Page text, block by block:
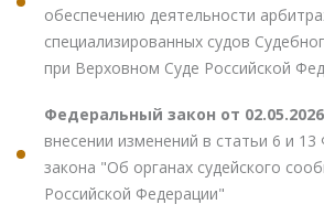
обеспечению деятельности
специализированных судов
при Верховном Суде Российской
Федеральный закон от
внесении изменений в статьи 6 и
закона "Об органах судейского
Российской Федерации"